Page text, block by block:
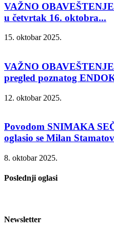
VAŽNO
u četvrtak 16. oktobra...
15. oktobar 2025.
VAŽNO
pregled poznatog
12. oktobar 2025.
Povodom SNIMAKA
oglasio se Milan
8. oktobar 2025.
Poslednji oglasi
Newsletter